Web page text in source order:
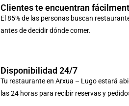
Clientes te encuentran
El 85% de las personas buscan
antes de decidir dónde comer.
Disponibilidad 24/7
Tu restaurante en Arxua – Lugo estará
las 24 horas para recibir reservas y